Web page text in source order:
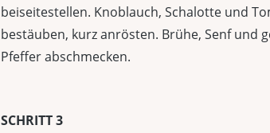
beiseitestellen. Knoblauch, Schalotte und
bestäuben, kurz anrösten. Brühe, Senf und
Pfeffer abschmecken.
SCHRITT 3